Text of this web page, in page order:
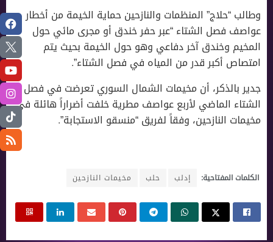
وطالب “حلاج” المنظمات والنازحين حماية الخيمة من أخطار
عواصف فصل الشتاء “عبر حفر خندق أو مجرى مائي حول
المخيم وخندق آخر دفاعي وهو حول الخيمة بحيث يتم
امتصاص أكبر قدر من المياه في فصل الشتاء”.
جدير بالذكر، أن مخيمات الشمال السوري تعرضت في فصل
الشتاء الماضي لأربع عواصف مطرية خلفت أضراراً هائلة في
مخيمات النازحين، وفقاً لفريق “منسقو الاستجابة”.
الكلمات المفتاحية: إدلب حلب مخيمات النازحين